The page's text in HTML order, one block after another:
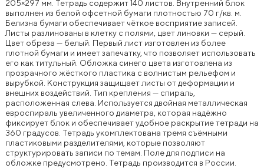
205×297 мм. Тетрадь содержит 140 листов. Внутренний блок
выполнен из белой офсетной бумаги плотностью 70 г/кв. м.
Белизна бумаги обеспечивает чёткое восприятие записей.
Листы разлинованы в клетку с полями, цвет линовки — серый.
Цвет обреза — белый. Первый лист изготовлен из более
плотной бумаги и имеет запечатку, что позволяет использовать
его как титульный. Обложка синего цвета изготовлена из
прозрачного жёсткого пластика с волнистым рельефом и
вырубкой. Конструкция защищает листы от деформации и
внешних воздействий. Тип крепления — спираль,
расположенная слева. Используется двойная металлическая
евроспираль увеличенного диаметра, которая надёжно
фиксирует блок и обеспечивает удобное раскрытие тетради на
360 градусов. Тетрадь укомплектована тремя съёмными
пластиковыми разделителями, которые позволяют
структурировать записи по темам. Поле для подписи на
обложке предусмотрено. Тетрадь производится в России.